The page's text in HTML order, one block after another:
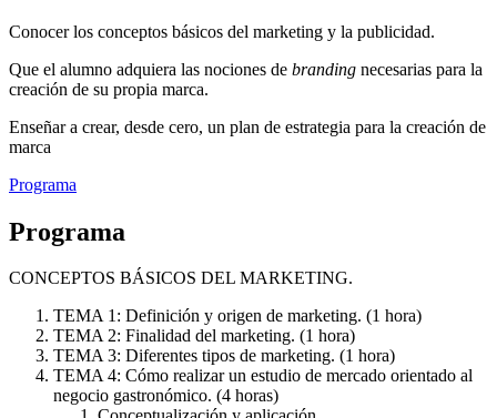
Conocer los conceptos básicos del marketing y la publicidad.
Que el alumno adquiera las nociones de branding necesarias para la
creación de su propia marca.
Enseñar a crear, desde cero, un plan de estrategia para la creación de
marca
Programa
Programa
CONCEPTOS BÁSICOS DEL MARKETING.
TEMA 1: Definición y origen de marketing. (1 hora)
TEMA 2: Finalidad del marketing. (1 hora)
TEMA 3: Diferentes tipos de marketing. (1 hora)
TEMA 4: Cómo realizar un estudio de mercado orientado al
negocio gastronómico. (4 horas)